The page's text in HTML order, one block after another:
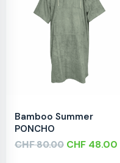
Bamboo Summer
PONCHO
CHF80.00 CHF 48.00